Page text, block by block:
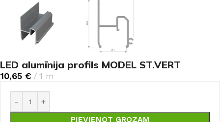
LED alumīnija profils MODEL ST.VERT
10,65 € 1 m
PIEVIENOT GROZAM